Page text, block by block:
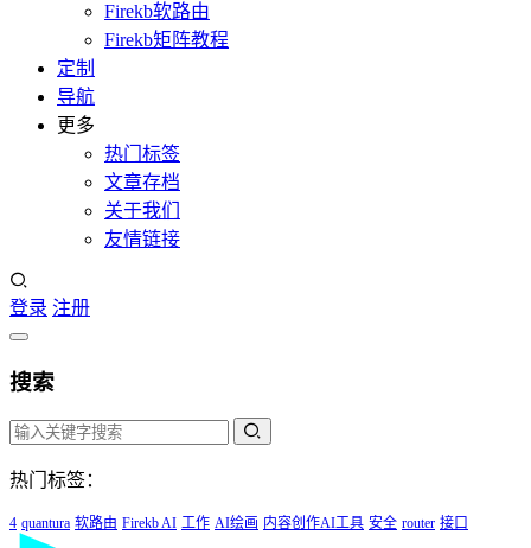
Firekb软路由
Firekb矩阵教程
定制
导航
更多
热门标签
文章存档
关于我们
友情链接
登录 注册
搜索
热门标签：
4 quantura 软路由 Firekb AI 工作 AI绘画 内容创作AI工具 安全 router 接口